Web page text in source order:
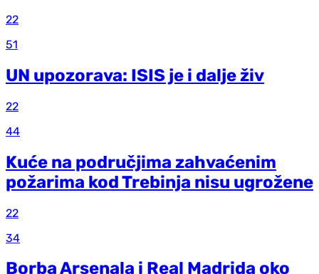
22
51
UN upozorava: ISIS je i dalje živ
22
44
Kuće na područjima zahvaćenim
požarima kod Trebinja nisu ugrožene
22
34
Borba Arsenala i Real Madrida oko